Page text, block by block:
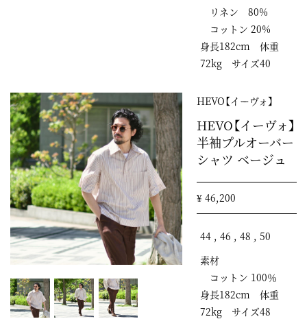
リネン 80%
コットン 20%
身長182cm 体重
72kg サイズ40
HEVO【イーヴォ】
HEVO【イーヴォ】
半袖プルオーバー
シャツ ベージュ
¥ 46,200
44 , 46 , 48 , 50
素材
コットン 100％
身長182cm 体重
72kg サイズ48